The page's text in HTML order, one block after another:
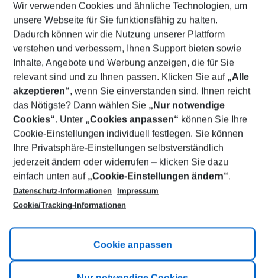
Select your date range
08/08/26–06/08/27 5-8 nights
Who will travel
2 adults No children
Show more filter
Footer
Footer navigation
Title A
Link A
Wir verwenden Cookies und ähnliche Technologien, um
unsere Webseite für Sie funktionsfähig zu halten.
Dadurch können wir die Nutzung unserer Plattform
verstehen und verbessern, Ihnen Support bieten sowie
Inhalte, Angebote und Werbung anzeigen, die für Sie
relevant sind und zu Ihnen passen. Klicken Sie auf „Alle
akzeptieren“, wenn Sie einverstanden sind. Ihnen reicht
das Nötigste? Dann wählen Sie „Nur notwendige
Cookies“. Unter „Cookies anpassen“ können Sie Ihre
Cookie-Einstellungen individuell festlegen. Sie können
Ihre Privatsphäre-Einstellungen selbstverständlich
jederzeit ändern oder widerrufen – klicken Sie dazu
einfach unten auf „Cookie-Einstellungen ändern“.
Datenschutz-Informationen
Impressum
Cookie/Tracking-Informationen
Cookie anpassen